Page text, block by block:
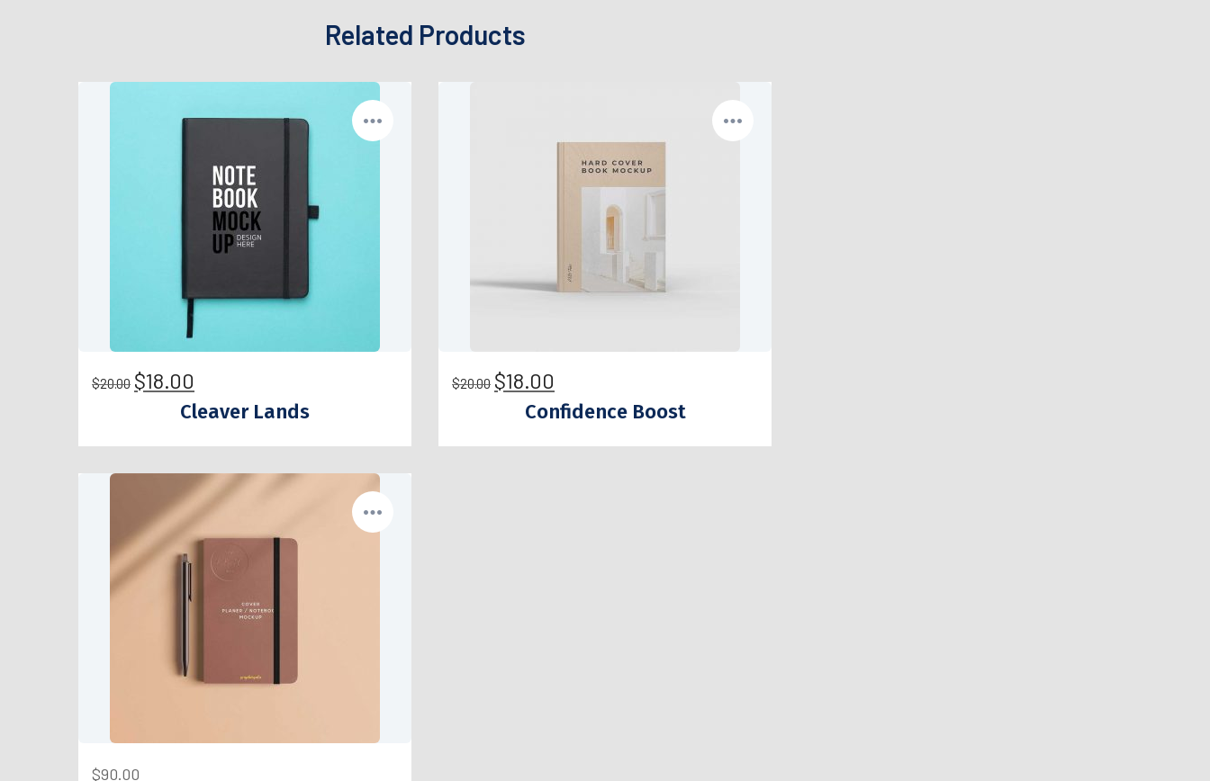
Related Products
$20.00 $18.00
Cleaver Lands
$20.00 $18.00
Confidence Boost
$90.00